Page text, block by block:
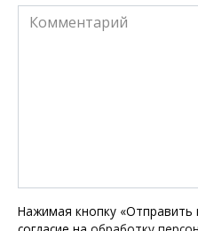
Комментарий
Нажимая кнопку